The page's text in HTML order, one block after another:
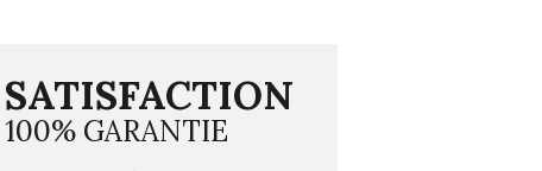
SATISFACTION
100% GARANTIE